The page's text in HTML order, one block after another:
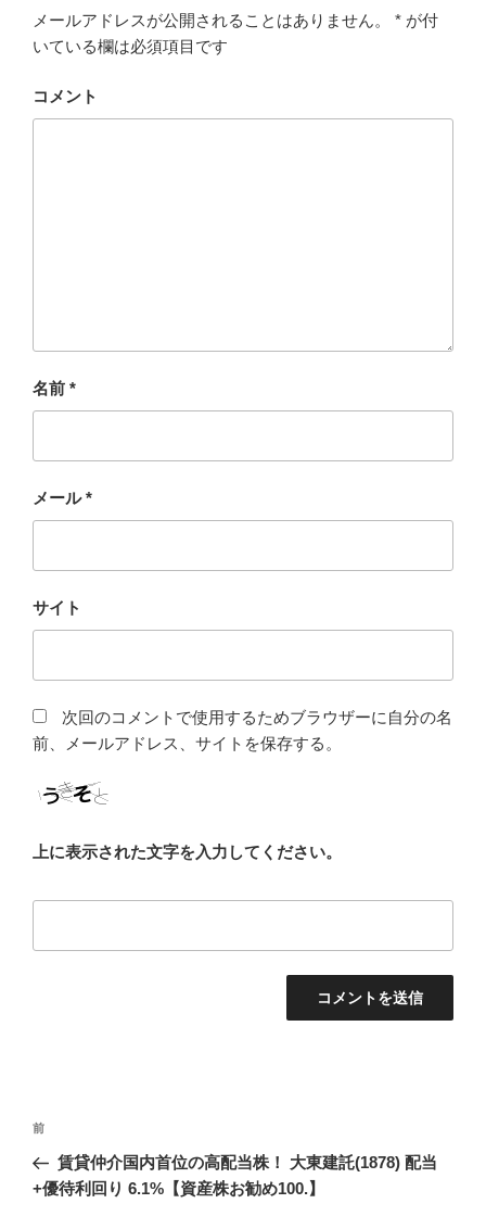
メールアドレスが公開されることはありません。 * が付
いている欄は必須項目です
コメント
名前 *
メール*
サイト
次回のコメントで使用するためブラウザーに自分の名
前、メールアドレス、サイトを保存する。
上に表示された文字を入力してください。
投
ナ
前
の
投
前
賃貸仲介国内首位の高配当株！ 大東建託(1878) 配当
+優待利回り 6.1%【資産株お勧め100.】